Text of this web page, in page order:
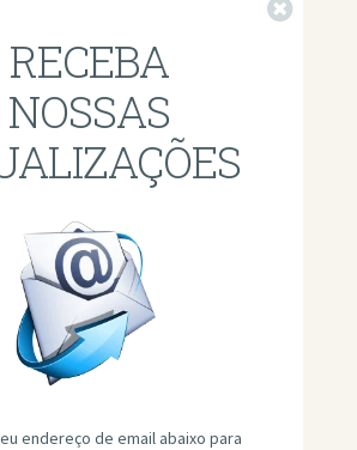
RECEBA
NOSSAS
endereço de email abaixo para